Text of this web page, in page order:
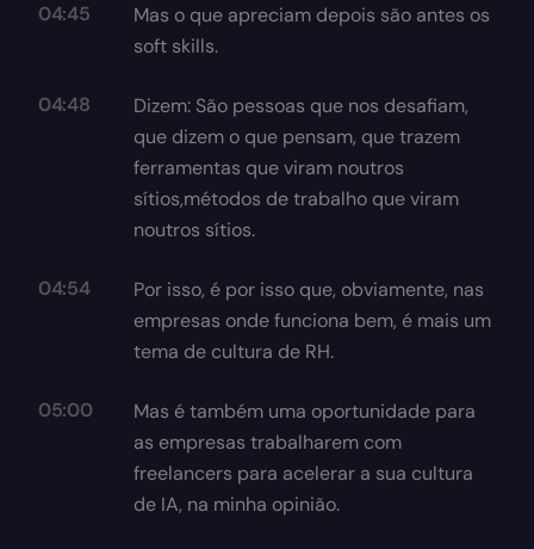
04:45
Mas o que apreciam depois são antes os
soft skills.
04:48
Dizem: São pessoas que nos desafiam,
que dizem o que pensam, que trazem
ferramentas que viram noutros
sítios,métodos de trabalho que viram
noutros sítios.
04:54
Por isso, é por isso que, obviamente, nas
empresas onde funciona bem, é mais um
tema de cultura de RH.
05:00
Mas é também uma oportunidade para
as empresas trabalharem com
freelancers para acelerar a sua cultura
de IA, na minha opinião.